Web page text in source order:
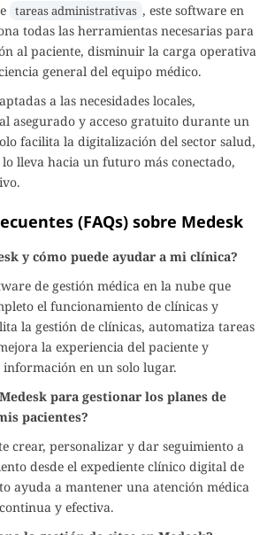
tareas administrativas , este software en
todas las herramientas necesarias para
al paciente, disminuir la carga operativa
general del equipo médico.
a las necesidades locales,
asegurado y acceso gratuito durante un
facilita la digitalización del sector salud,
lleva hacia un futuro más conectado,
(FAQs) sobre Medesk
y cómo puede ayudar a mi clínica?
de gestión médica en la nube que
el funcionamiento de clínicas y
la gestión de clínicas, automatiza tareas
la experiencia del paciente y
en un solo lugar.
para gestionar los planes de
pacientes?
crear, personalizar y dar seguimiento a
desde el expediente clínico digital de
ayuda a mantener una atención médica
y efectiva.